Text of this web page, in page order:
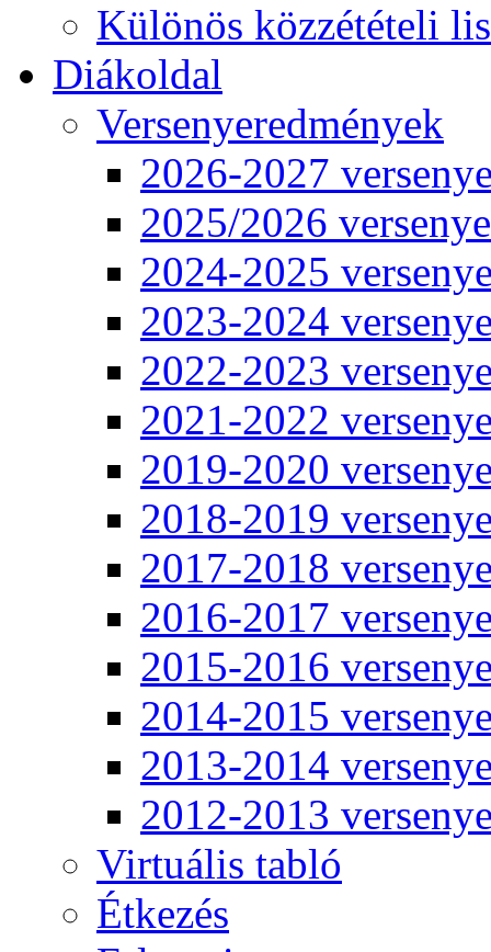
Különös közzétételi
Diákoldal
Versenyeredmények
2026-2027
2025/2026
2024-2025
2023-2024
2022-2023
2021-2022
2019-2020
2018-2019
2017-2018
2016-2017
2015-2016
2014-2015
2013-2014
2012-2013
Virtuális tabló
Étkezés